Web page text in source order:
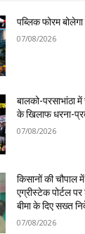
पब्लिक फोरम बोलेगा
07/08/2026
बालको-परसाभांठा
के खिलाफ धरना-
07/08/2026
किसानों की
एग्रीस्टेक पोर्टल
बीमा के दिए सख्त
07/08/2026